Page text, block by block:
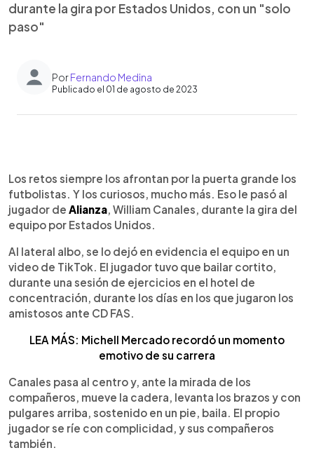
durante la gira por Estados Unidos, con un "solo
paso"
PorFernando Medina
Publicado el 01 de agosto de 2023
► Escuchar artículo
Los retos siempre los afrontan por la puerta grande los
futbolistas. Y los curiosos, mucho más. Eso le pasó al
jugador de Alianza, William Canales, durante la gira del
equipo por Estados Unidos.
Al lateral albo, se lo dejó en evidencia el equipo en un
video de TikTok. El jugador tuvo que bailar cortito,
durante una sesión de ejercicios en el hotel de
concentración, durante los días en los que jugaron los
amistosos ante CD FAS.
LEA MÁS: Michell Mercado recordó un momento
emotivo de su carrera
Canales pasa al centro y, ante la mirada de los
compañeros, mueve la cadera, levanta los brazos y con
pulgares arriba, sostenido en un pie, baila. El propio
jugador se ríe con complicidad, y sus compañeros
también.